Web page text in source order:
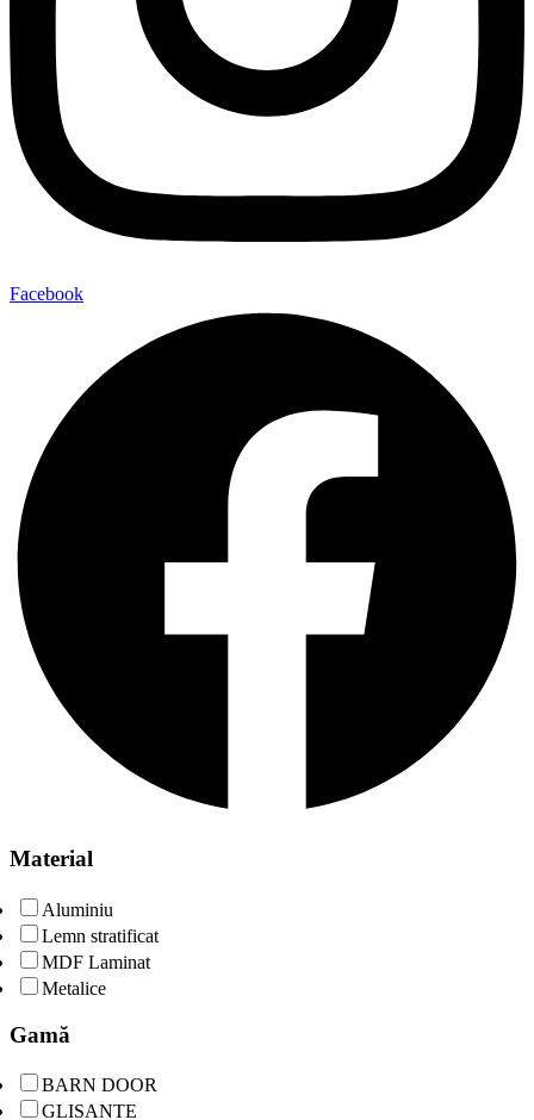
Facebook
Material
Aluminiu
Lemn stratificat
MDF Laminat
Metalice
Gamă
BARN DOOR
GLISANTE